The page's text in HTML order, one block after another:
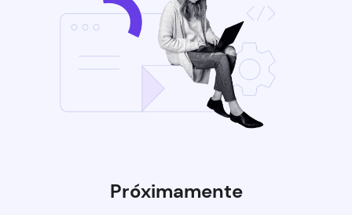
Próximamente